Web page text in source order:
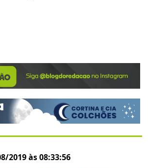
2019 às 08:33:56